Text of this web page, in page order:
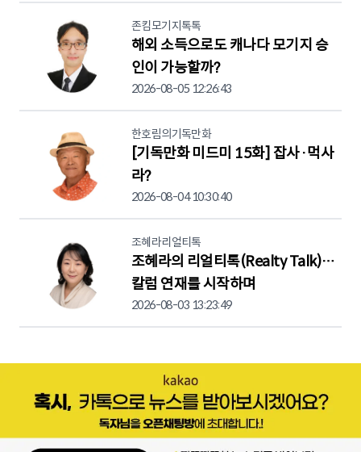
존킴모기지톡톡
해외 소득으로도 캐나다 모기지 승
인이 가능할까?
2026-08-05 12:26:43
한호림의기독만화
[기독만화 미드미 15화] 잡사·먹사
라?
2026-08-04 10:30:40
조혜라리얼티톡
조혜라의 리얼티톡(Realty Talk)…
칼럼 연재를 시작하며
2026-08-03 13:23:49